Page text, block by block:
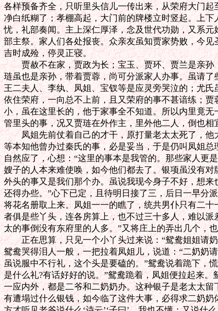
各样预备齐全，只听里头信儿一传出来，从荣府大门
净白纸糊了；孝棚高起，大门前的牌楼立时竖起。上
忧，礼部奏闻。主上深仁厚泽，念及世代功勋，又系
部主祭。家人们各处报丧。众亲友虽知贾家势败，今
吉时成殓，停灵正寝。
贾赦不在家，贾政为长；宝玉、贾环、贾兰是亲孙
琏虽也是亲孙，带着贾蓉，尚可分派家人办事。虽请
王二夫人、李纨、凤姐、宝钗等是应灵旁哭泣的；尤
依住荣府，一向总不上前，且又荣府的事不甚谙练；
小，虽在这里长的，他于家事全不知道。所以内里竟
管里头的事，况又贾琏在外作主，里外他二人，倒也相
凤姐先前仗着自己的才干，原打量老太太死了，他
等本知他曾办过秦氏的事，必是妥当，于是仍叫凤姐
自然应了，心想：“这里的事本是我管的。那些家人更
嫂子的人本来难使唤，如今他们都去了。银项虽没有
外头的事又是我们那个办。虽说我现今身子不好，想
还得办些。”心下已定，且待明日接了三，后日一早分
将花名册取上来。凤姐一一的瞧了，统共男仆只有二
者俱是些丫头，连各房算上，也不过三十多人，难以派
太的事倒没有东府里的人多。”又将庄上的弄出几个，
正在思算，只见一个小丫头过来说：“鸳鸯姐姐请奶
鸳鸯哭得泪人一般，一把拉着凤姐儿，说道：“二奶奶
虽说服中不行礼，这个头是要磕的。”鸳鸯说着跪下，
是什么礼?有话好好的说。”鸳鸯跪着，凤姐便拉起来。
一应内外，都是二爷和二奶奶办。这种银子是老太太
有遭塌过什么银钱，如今临了这件大事，必得求二奶